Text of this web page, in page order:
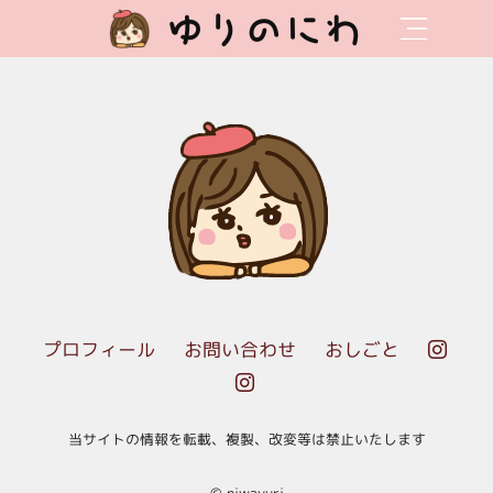
ゆりのにわ
プロフィール お問い合わせ おしごと


当サイトの情報を転載、複製、改変等は禁止いたします